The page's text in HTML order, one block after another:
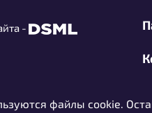
-
файлы cookie.